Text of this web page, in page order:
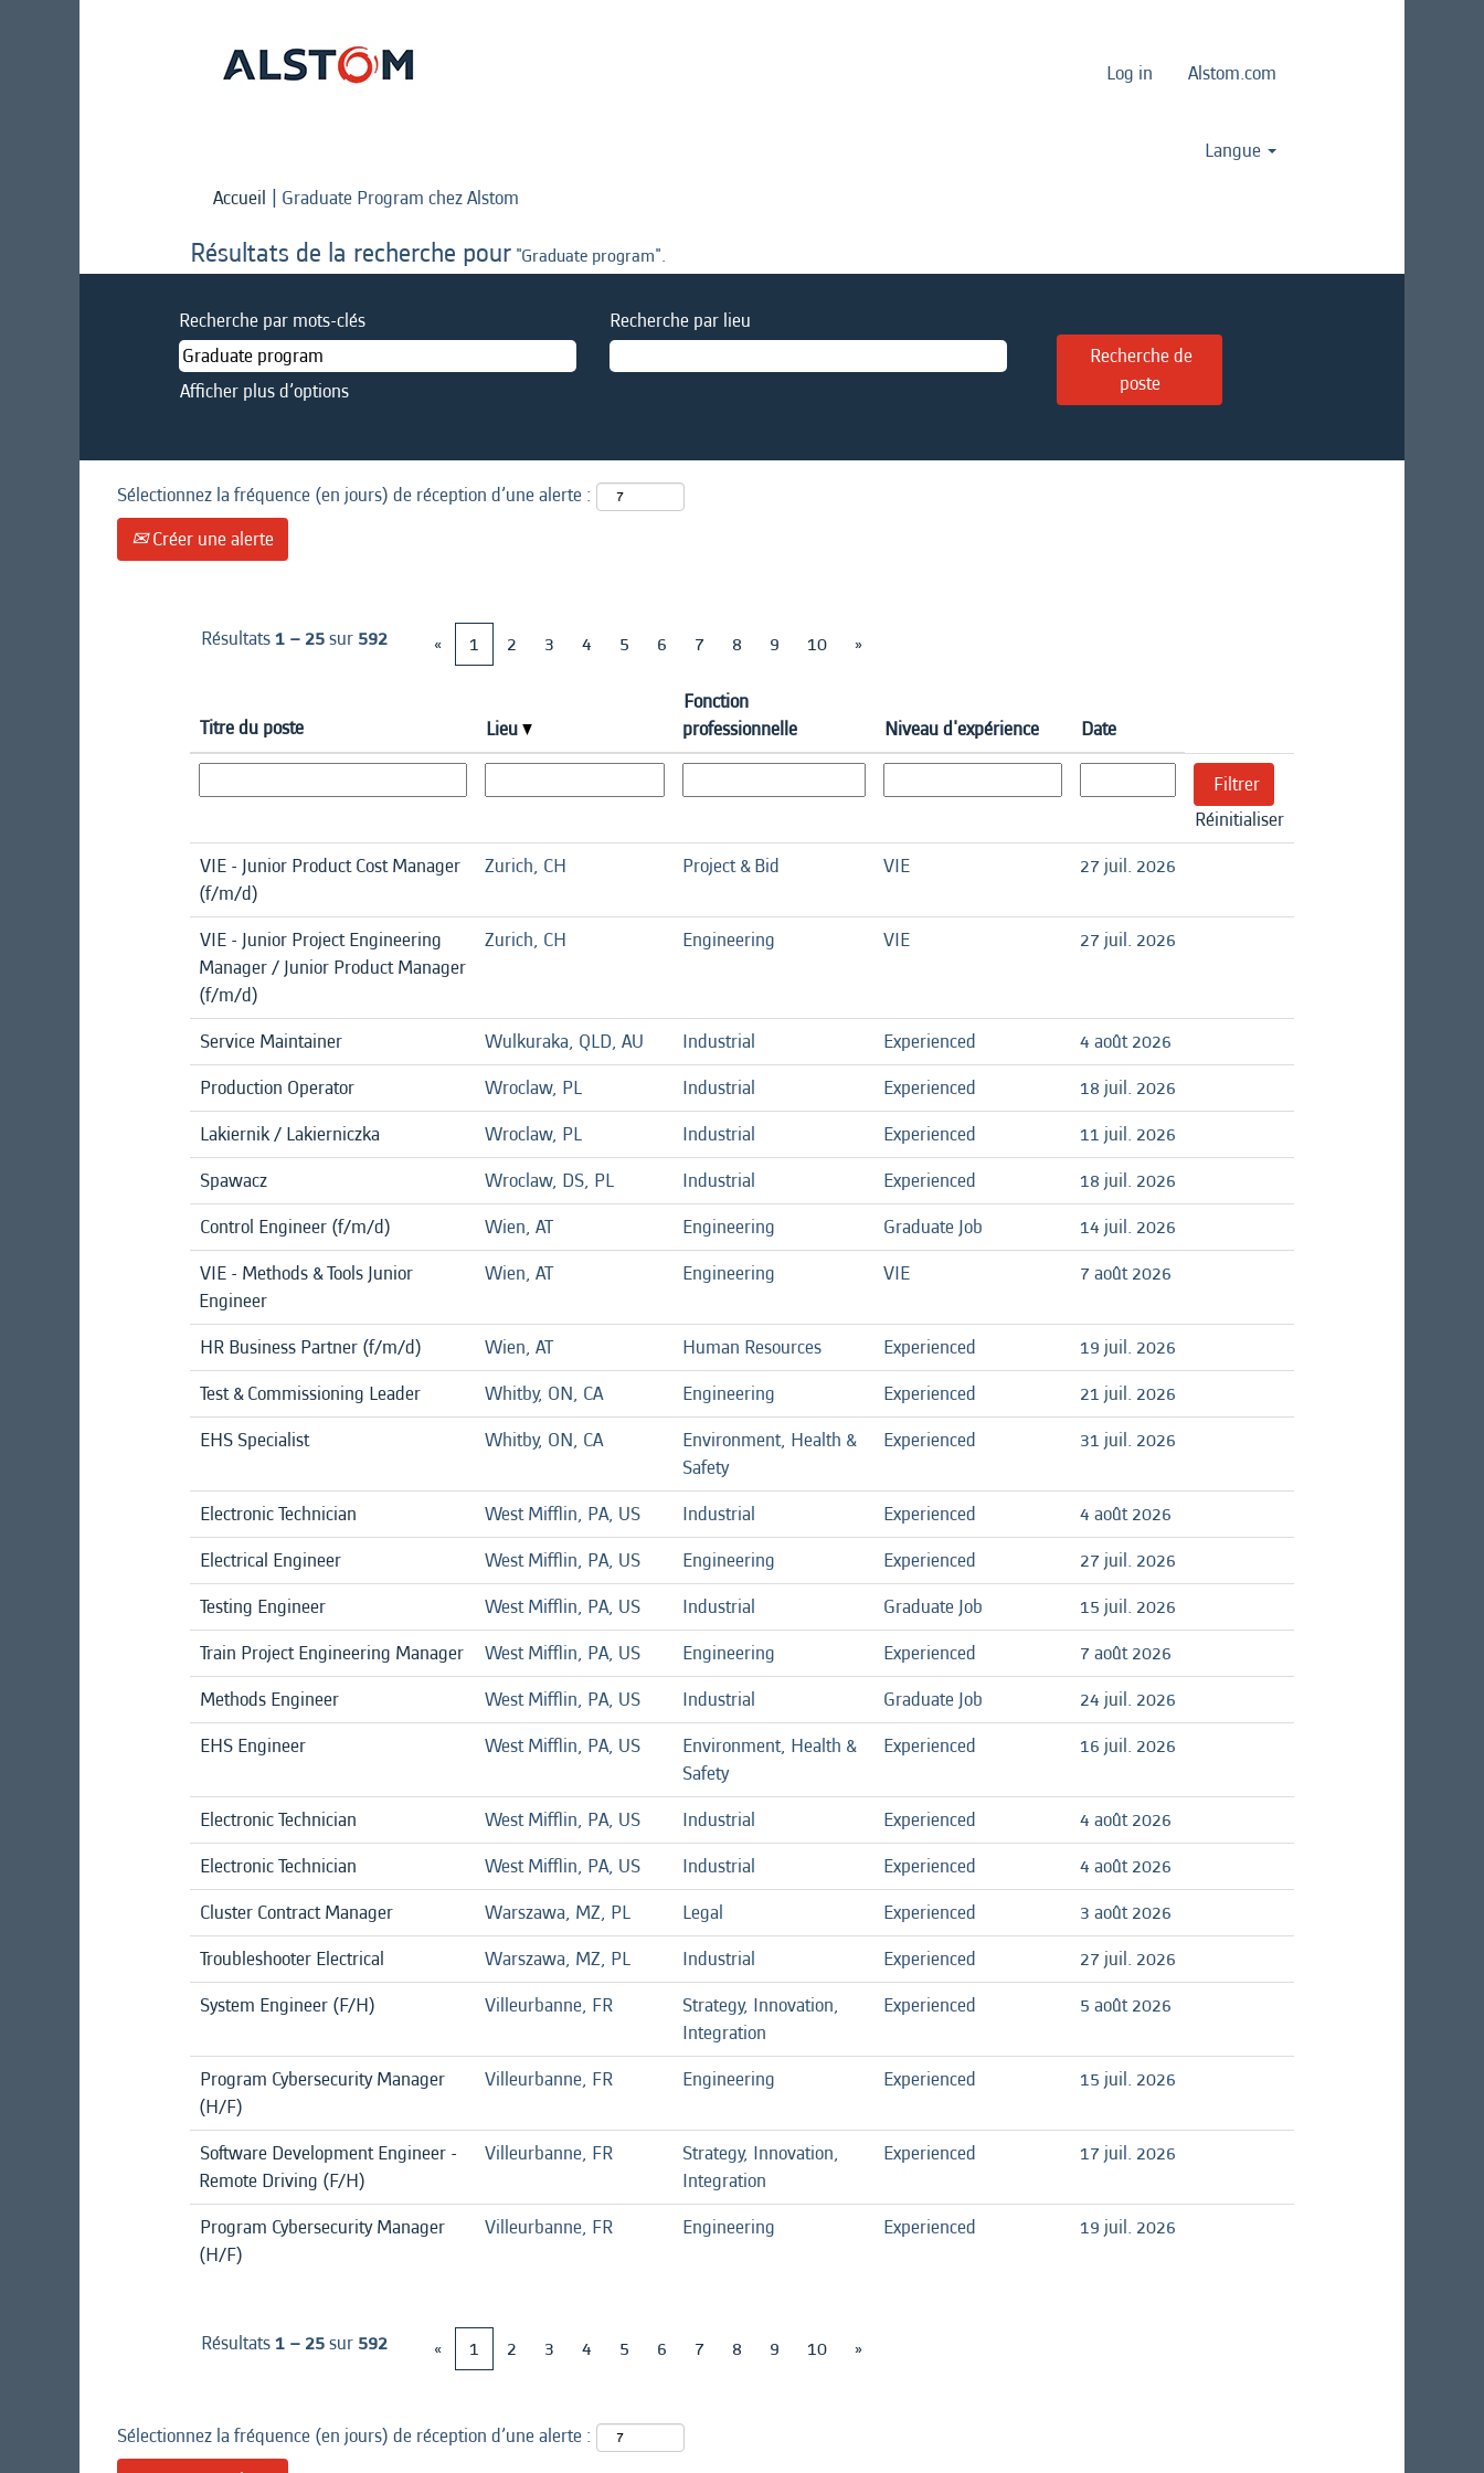
Log in Alstom.com
Langue
Accueil | Graduate Program chez Alstom
Résultats de la recherche pour "Graduate program".
Recherche par mots-clés Recherche par lieu
Afficher plus d’options
Sélectionnez la fréquence (en jours) de réception d’une alerte :
Créer une alerte
Résultats1 – 25sur 592 « 1 2 3 4 5 6 7 8 9 10 »
Titre du poste Lieu
Fonction
professionnelle
Niveau d'expérience Date
Réinitialiser
VIE - Junior Product Cost Manager
(f/m/d)
Zurich, CH Project & Bid VIE 27 juil. 2026
VIE - Junior Project Engineering
Manager / Junior Product Manager
(f/m/d)
Zurich, CH Engineering VIE 27 juil. 2026
Service Maintainer Wulkuraka, QLD, AU Industrial Experienced
4 août 2026
Production Operator
Wroclaw, PL Industrial Experienced
18 juil. 2026
Lakiernik / Lakierniczka
Wroclaw, PL Industrial Experienced
11 juil. 2026
Spawacz
Wroclaw, DS, PL Industrial Experienced
18 juil. 2026
Control Engineer (f/m/d)
Wien, AT Engineering Graduate Job
14 juil. 2026
VIE - Methods & Tools Junior
Engineer
Wien, AT Engineering VIE 7 août 2026
HR Business Partner (f/m/d) Wien, AT Human Resources Experienced
19 juil. 2026
Test & Commissioning Leader
Whitby, ON, CA Engineering Experienced
21 juil. 2026
EHS Specialist
Whitby, ON, CA
Environment, Health &
Safety
Experienced 31 juil. 2026
Electronic Technician West Mifflin, PA, US Industrial Experienced
4 août 2026
Electrical Engineer
West Mifflin, PA, US Engineering Experienced
27 juil. 2026
Testing Engineer
West Mifflin, PA, US Industrial Graduate Job
15 juil. 2026
Train Project Engineering Manager
West Mifflin, PA, US Engineering Experienced
7 août 2026
Methods Engineer
West Mifflin, PA, US Industrial Graduate Job
24 juil. 2026
EHS Engineer
West Mifflin, PA, US
Environment, Health &
Safety
Experienced 16 juil. 2026
Electronic Technician West Mifflin, PA, US Industrial Experienced
4 août 2026
Electronic Technician
West Mifflin, PA, US Industrial Experienced
4 août 2026
Cluster Contract Manager
Warszawa, MZ, PL Legal Experienced
3 août 2026
Troubleshooter Electrical
Warszawa, MZ, PL Industrial Experienced
27 juil. 2026
System Engineer (F/H)
Villeurbanne, FR
Strategy, Innovation,
Integration
Experienced 5 août 2026
Program Cybersecurity Manager
(H/F)
Villeurbanne, FR Engineering Experienced 15 juil. 2026
Software Development Engineer -
Remote Driving (F/H)
Villeurbanne, FR
Strategy, Innovation,
Integration
Experienced 17 juil. 2026
Program Cybersecurity Manager
(H/F)
Villeurbanne, FR Engineering Experienced 19 juil. 2026
Résultats1 – 25sur 592 « 1 2 3 4 5 6 7 8 9 10 »
Sélectionnez la fréquence (en jours) de réception d’une alerte :